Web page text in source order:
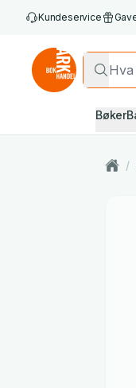
Kundeservice
Bøker
/